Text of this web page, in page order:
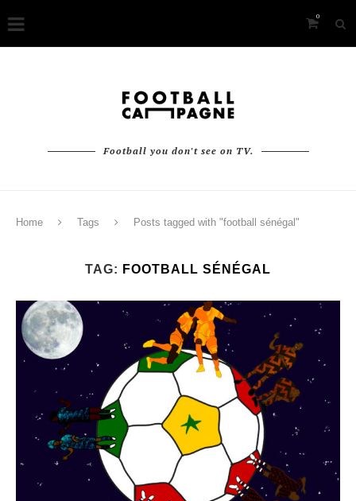
0
Football you don't see on TV.
Home Tags Posts tagged with "football sénégal"
TAG: FOOTBALL SÉNÉGAL